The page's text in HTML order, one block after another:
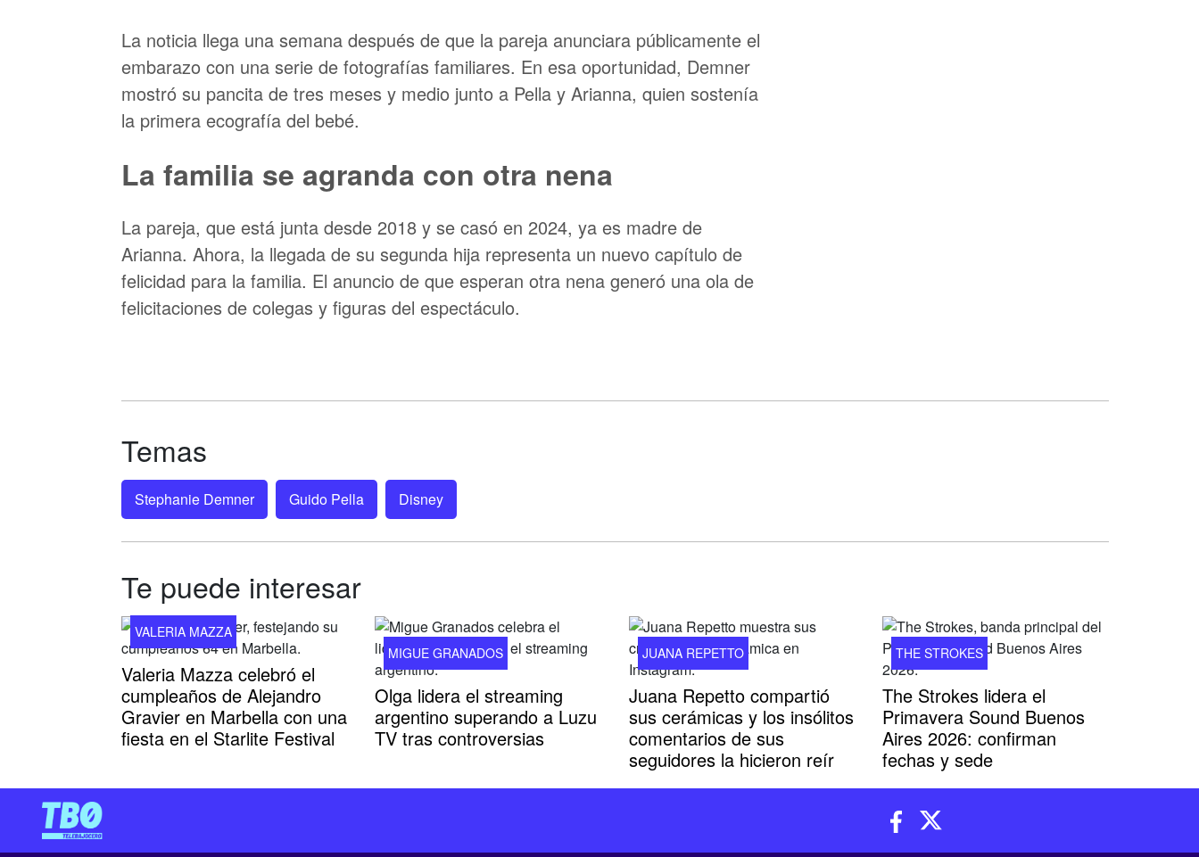
La noticia llega una semana después de que la pareja anunciara públicamente el
embarazo con una serie de fotografías familiares. En esa oportunidad, Demner
mostró su pancita de tres meses y medio junto a Pella y Arianna, quien sostenía
la primera ecografía del bebé.
La familia se agranda con otra nena
La pareja, que está junta desde 2018 y se casó en 2024, ya es madre de
Arianna. Ahora, la llegada de su segunda hija representa un nuevo capítulo de
felicidad para la familia. El anuncio de que esperan otra nena generó una ola de
felicitaciones de colegas y figuras del espectáculo.
Temas
Stephanie Demner Guido Pella Disney
Te puede interesar
VALERIA MAZZA
Valeria Mazza celebró el
cumpleaños de Alejandro
Gravier en Marbella con una
fiesta en el Starlite Festival
MIGUE GRANADOS
Olga lidera el streaming
argentino superando a Luzu
TV tras controversias
JUANA REPETTO
Juana Repetto compartió
sus cerámicas y los insólitos
comentarios de sus
seguidores la hicieron reír
THE STROKES
The Strokes lidera el
Primavera Sound Buenos
Aires 2026: confirman
fechas y sede